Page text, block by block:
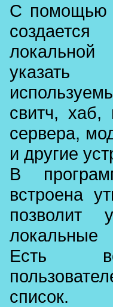
С помощью
свитч, хаб,
сервера,
и другие
В
встроена
позволит
Есть
список.